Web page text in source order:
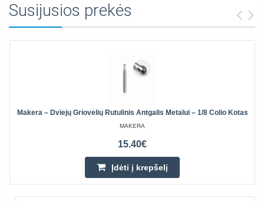
Susijusios prekės
Makera – Dviejų Griovelių Rutulinis Antgalis Metalui – 1/8 Colio Kotas
MAKERA
15.40€
Įdėti į krepšelį